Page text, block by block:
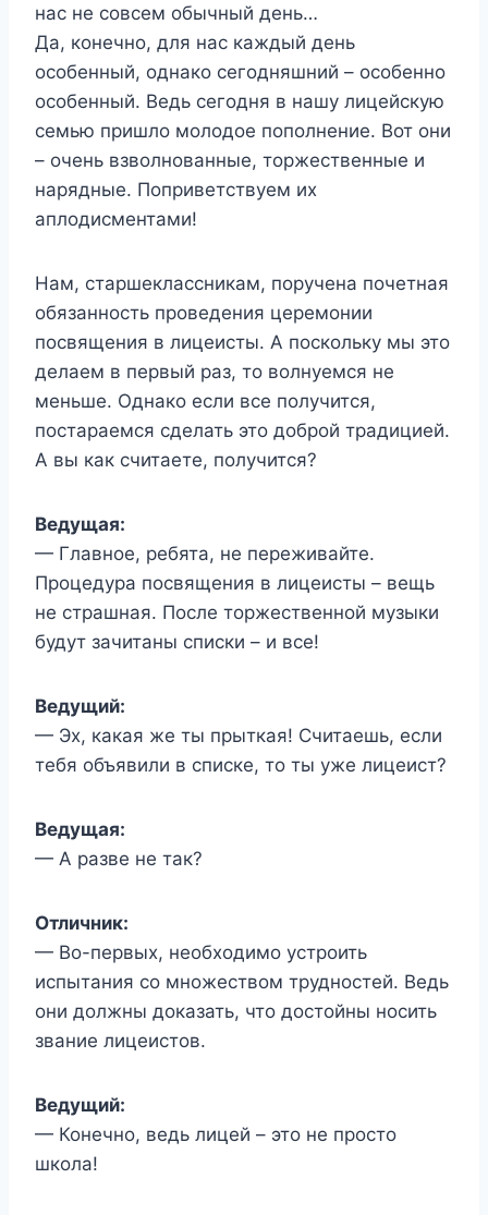
нас не совсем обычный день…
Да, конечно, для нас каждый день
особенный, однако сегодняшний – особенно
особенный. Ведь сегодня в нашу лицейскую
семью пришло молодое пополнение. Вот они
– очень взволнованные, торжественные и
нарядные. Поприветствуем их
аплодисментами!
Нам, старшеклассникам, поручена почетная
обязанность проведения церемонии
посвящения в лицеисты. А поскольку мы это
делаем в первый раз, то волнуемся не
меньше. Однако если все получится,
постараемся сделать это доброй традицией.
А вы как считаете, получится?
Ведущая:
— Главное, ребята, не переживайте.
Процедура посвящения в лицеисты – вещь
не страшная. После торжественной музыки
будут зачитаны списки – и все!
Ведущий:
— Эх, какая же ты прыткая! Считаешь, если
тебя объявили в списке, то ты уже лицеист?
Ведущая:
— А разве не так?
Отличник:
— Во-первых, необходимо устроить
испытания со множеством трудностей. Ведь
они должны доказать, что достойны носить
звание лицеистов.
Ведущий:
— Конечно, ведь лицей – это не просто
школа!